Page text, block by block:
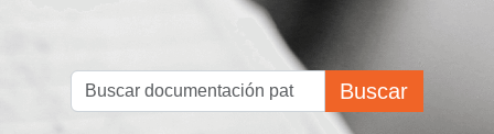
Buscar